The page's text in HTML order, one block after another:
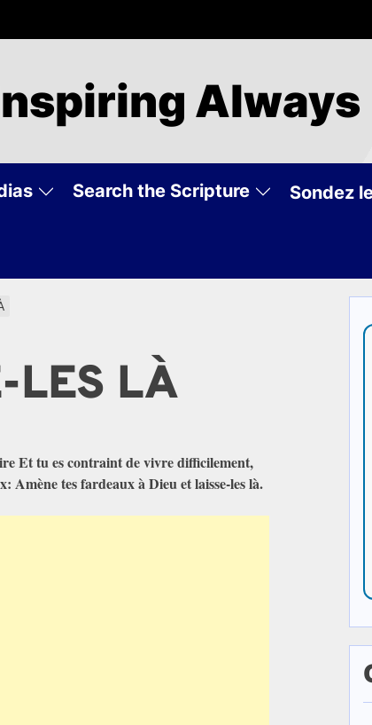
Always
Search the Scripture Sondez
LES LÀ
Et tu es contraint de vivre difficilement,
Amène tes fardeaux à Dieu et laisse-les là.